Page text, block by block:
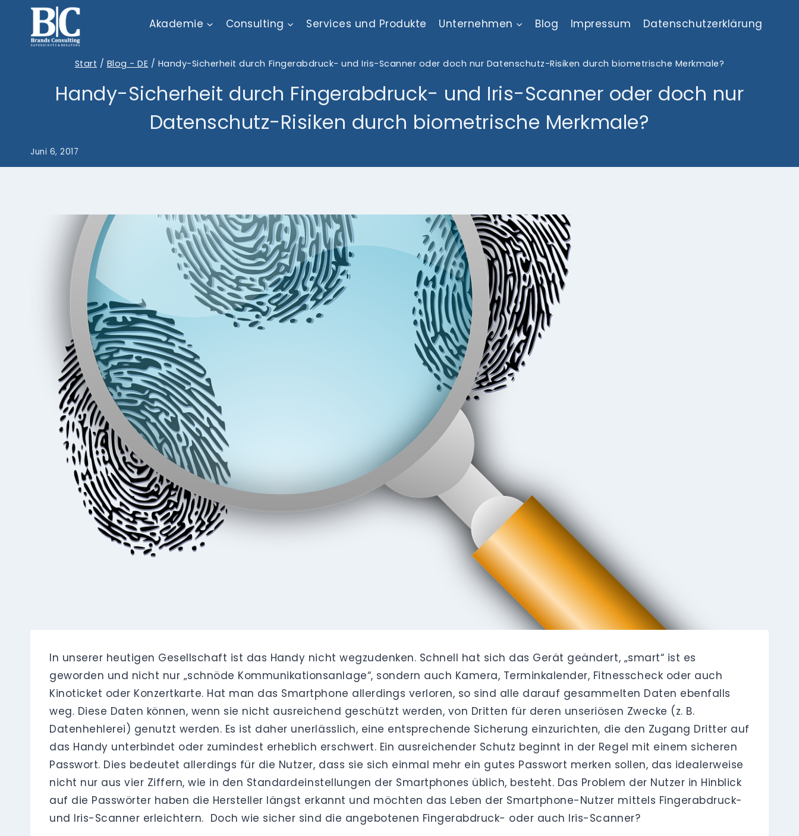
springen
Akademie Consulting Services und Produkte Unternehmen Blog Impressum Datenschutzerklärung
Start / Blog - DE / Handy-Sicherheit durch Fingerabdruck- und Iris-Scanner oder doch nur Datenschutz-Risiken durch biometrische Merkmale?
Handy-Sicherheit durch Fingerabdruck- und Iris-Scanner oder doch nur
Datenschutz-Risiken durch biometrische Merkmale?
Juni 6, 2017
In unserer heutigen Gesellschaft ist das Handy nicht wegzudenken. Schnell hat sich das Gerät geändert, „smart“ ist es
geworden und nicht nur „schnöde Kommunikationsanlage“, sondern auch Kamera, Terminkalender, Fitnesscheck oder auch
Kinoticket oder Konzertkarte. Hat man das Smartphone allerdings verloren, so sind alle darauf gesammelten Daten ebenfalls
weg. Diese Daten können, wenn sie nicht ausreichend geschützt werden, von Dritten für deren unseriösen Zwecke (z. B.
Datenhehlerei) genutzt werden. Es ist daher unerlässlich, eine entsprechende Sicherung einzurichten, die den Zugang Dritter auf
das Handy unterbindet oder zumindest erheblich erschwert. Ein ausreichender Schutz beginnt in der Regel mit einem sicheren
Passwort. Dies bedeutet allerdings für die Nutzer, dass sie sich einmal mehr ein gutes Passwort merken sollen, das idealerweise
nicht nur aus vier Ziffern, wie in den Standardeinstellungen der Smartphones üblich, besteht. Das Problem der Nutzer in Hinblick
auf die Passwörter haben die Hersteller längst erkannt und möchten das Leben der Smartphone-Nutzer mittels Fingerabdruck-
und Iris-Scanner erleichtern. Doch wie sicher sind die angebotenen Fingerabdruck- oder auch Iris-Scanner?